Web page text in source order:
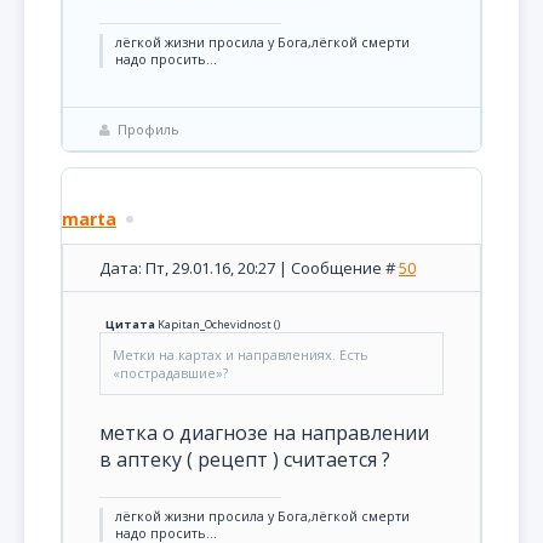
лёгкой жизни просила у Бога,лёгкой смерти
надо просить...
Профиль
marta
Дата: Пт, 29.01.16, 20:27 | Сообщение #50
Цитата Kapitan_Ochevidnost()
Метки на картах и направлениях. Есть
«пострадавшие»?
метка о диагнозе на направлении
в аптеку ( рецепт ) считается ?
лёгкой жизни просила у Бога,лёгкой смерти
надо просить...